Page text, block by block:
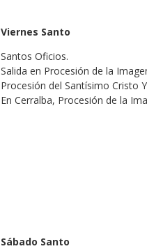
Viernes Santo
Santos Oficios.
Salida en Procesión de la
Procesión del Santísimo Cristo
En Cerralba, Procesión de la
Sábado Santo